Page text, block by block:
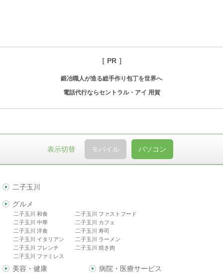
［ PR ］
鍛冶職人が造る総手作り包丁を世界へ
電話代行ならセントラル・アイ 用賀
表示切替 モバイル パソコン
二子玉川
グルメ
二子玉川 和食
二子玉川 中華
二子玉川 洋食
二子玉川 イタリアン
二子玉川 フレンチ
二子玉川 ファミレス
二子玉川 ファストフード
二子玉川 カフェ
二子玉川 寿司
二子玉川 ラーメン
二子玉川 焼き肉
美容・健康 病院・医療サービス